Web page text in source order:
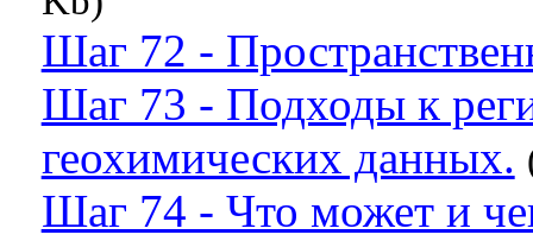
Шаг 72 -
Шаг 73 - Подходы к
геохимических данных.
Шаг 74 - Что может и